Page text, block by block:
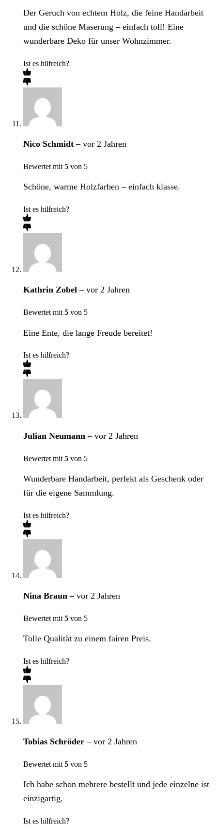
Der Geruch von echtem Holz, die feine Handarbeit
und die schöne Maserung – einfach toll! Eine
wunderbare Deko für unser Wohnzimmer.
Ist es hilfreich?
Nico Schmidt– vor 2 Jahren
Bewertet mit 5 von 5
Schöne, warme Holzfarben – einfach klasse.
Ist es hilfreich?
Kathrin Zobel– vor 2 Jahren
Bewertet mit 5 von 5
Eine Ente, die lange Freude bereitet!
Ist es hilfreich?
Julian Neumann– vor 2 Jahren
Bewertet mit 5 von 5
Wunderbare Handarbeit, perfekt als Geschenk oder
für die eigene Sammlung.
Ist es hilfreich?
Nina Braun– vor 2 Jahren
Bewertet mit 5 von 5
Tolle Qualität zu einem fairen Preis.
Ist es hilfreich?
Tobias Schröder– vor 2 Jahren
Bewertet mit 5 von 5
Ich habe schon mehrere bestellt und jede einzelne ist
einzigartig.
Ist es hilfreich?